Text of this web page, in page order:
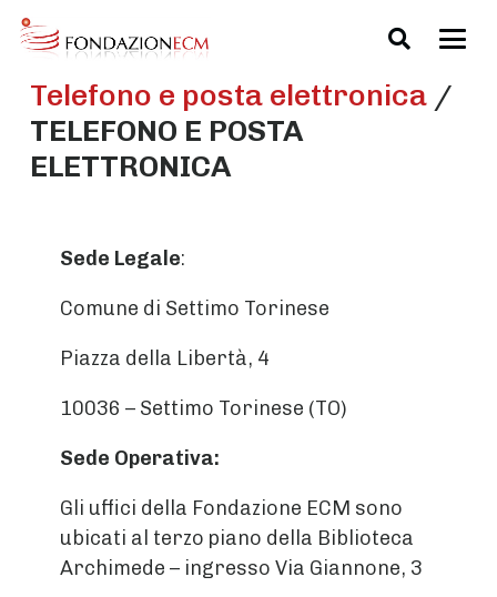
Telefono e posta elettronica /
TELEFONO E POSTA
ELETTRONICA
Sede Legale:
Comune di Settimo Torinese
Piazza della Libertà, 4
10036 – Settimo Torinese (TO)
Sede Operativa:
Gli uffici della Fondazione ECM sono
ubicati al terzo piano della Biblioteca
Archimede – ingresso Via Giannone, 3